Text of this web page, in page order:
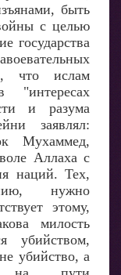
быть
с целью
государства
что ислам
"интересах
и разума
заявлял:
Мухаммед,
Аллаха с
наций. Тех,
нужно
этому,
милость
убийством,
убийство, а